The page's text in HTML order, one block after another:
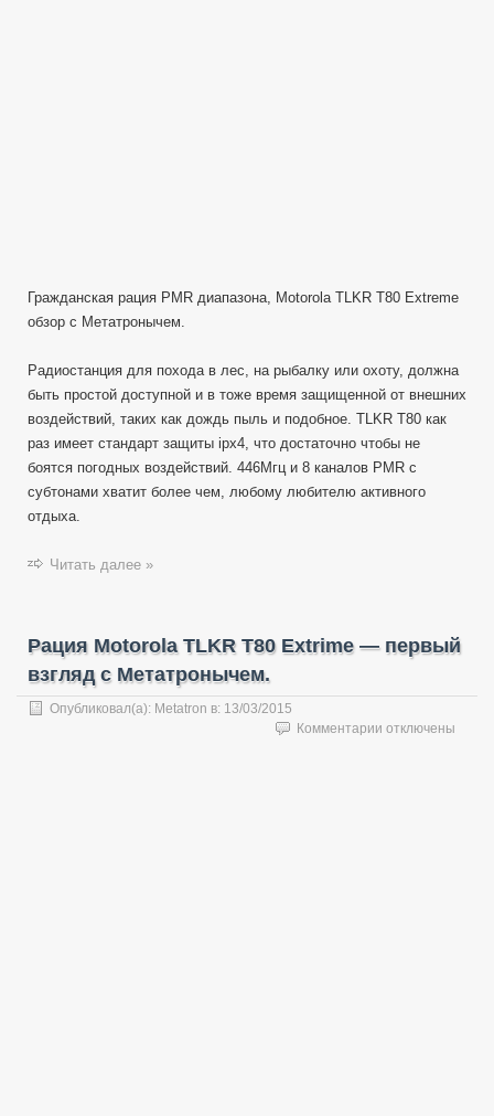
Гражданская рация PMR диапазона, Motorola TLKR T80 Extreme
обзор с Метатронычем.
Радиостанция для похода в лес, на рыбалку или охоту, должна
быть простой доступной и в тоже время защищенной от внешних
воздействий, таких как дождь пыль и подобное. TLKR T80 как
раз имеет стандарт защиты ipx4, что достаточно чтобы не
боятся погодных воздействий. 446Мгц и 8 каналов PMR с
субтонами хватит более чем, любому любителю активного
отдыха.
Читать далее »
Рация Motorola TLKR T80 Extrime — первый
взгляд с Метатронычем.
Опубликовал(а): Metatron в: 13/03/2015
Комментарии котключены